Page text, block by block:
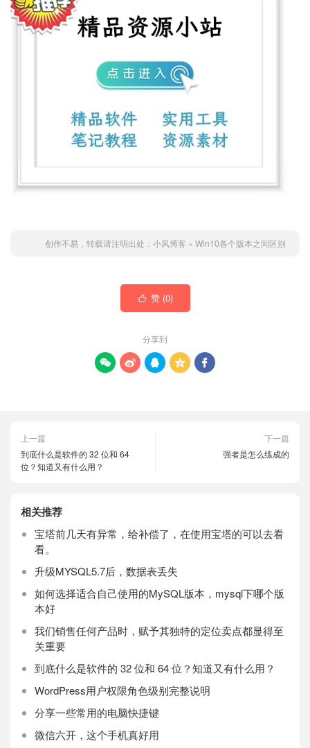
创作不易，转载请注明出处： 小风博客 » Win10各个版本之间区别
 赞 (0)
分享到
    
上一篇
到底什么是软件的 32 位和 64
位？知道又有什么用？
下一篇
强者是怎么练成的
相关推荐
宝塔前几天有异常，给补偿了，在使用宝塔的可以去看
看。
升级MYSQL5.7后，数据表丢失
如何选择适合自己使用的MySQL版本，mysql下哪个版
本好
我们销售任何产品时，赋予其独特的定位卖点都显得至
关重要
到底什么是软件的 32 位和 64 位？知道又有什么用？
WordPress用户权限角色级别完整说明
分享一些常用的电脑快捷键
微信六开，这个手机真好用